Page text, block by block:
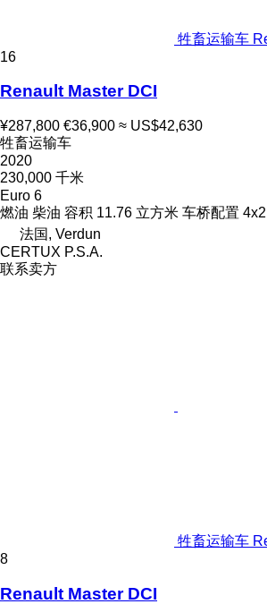
牲畜运输车
16
Renault Master DCI
¥287,800 €36,900 ≈ US$42,630
牲畜运输车
2020
230,000 千米
Euro 6
燃油 柴油 容积 11.76 立方米 车桥配置 4x2
法国, Verdun
CERTUX P.S.A.
联系卖方
牲畜运输车
8
Renault Master DCI